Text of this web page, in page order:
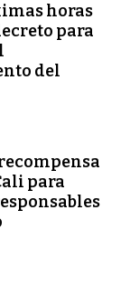
horas
para
del
para